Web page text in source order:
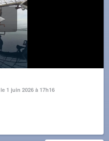
le 1 juin 2026 à 17h16